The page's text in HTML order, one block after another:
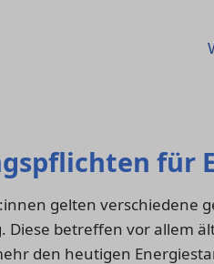
für
gelten verschiedene
Diese betreffen vor allem
den heutigen